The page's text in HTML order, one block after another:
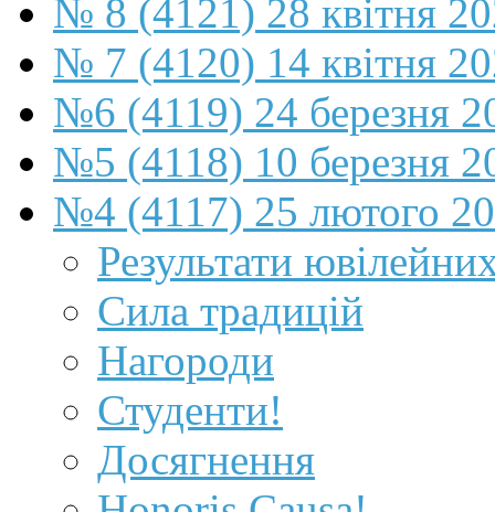
№ 8 (4121) 28 квітня
№ 7 (4120) 14 квітня
№6 (4119) 24 березня
№5 (4118) 10 березня
№4 (4117) 25 лютого
Результати
Сила традицій
Нагороди
Студенти!
Досягнення